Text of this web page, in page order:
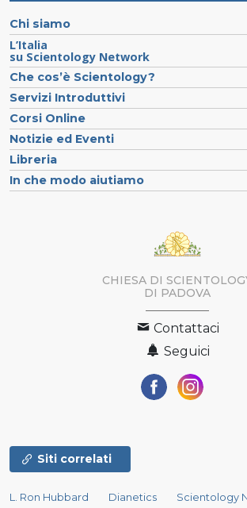
Chi siamo
L’Italia
su Scientology Network
Che cos’è Scientology?
Servizi Introduttivi
Corsi Online
Notizie ed Eventi
Libreria
In che modo aiutiamo
CHIESA DI
DI PADOVA
Contattaci
Seguici
Siti correlati
L. Ron Hubbard Dianetics Scientology